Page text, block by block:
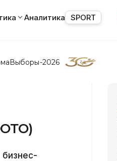
Аналитика SPORT
Выборы-2026